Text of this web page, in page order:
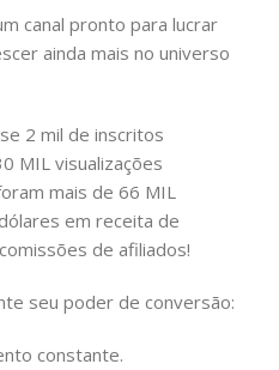
canal pronto para lucrar
ainda mais no universo
2 mil de inscritos
MIL visualizações
mais de 66 MIL
em receita de
de afiliados!
seu poder de conversão:
constante.